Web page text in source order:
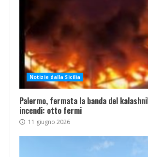
Notizie dalla Sicilia
Palermo, fermata la banda del
incendi: otto fermi
11 giugno 2026